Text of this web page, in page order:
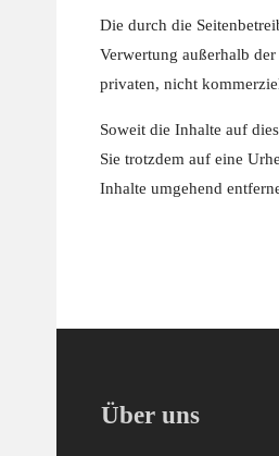
Die durch die
Verwertung außerhalb
privaten, nicht
Soweit die Inhalte auf
Sie trotzdem auf eine
Inhalte umgehend
Über uns